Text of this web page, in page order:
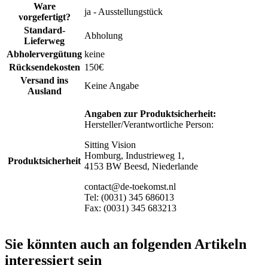
Ware
vorgefertigt?
ja - Ausstellungstück
Standard-
Lieferweg
Abholung
Abholervergütung keine
Rücksendekosten 150€
Versand ins
Ausland
Keine Angabe
Produktsicherheit
Angaben zur Produktsicherheit:
Hersteller/Verantwortliche Person:
Sitting Vision
Homburg, Industrieweg 1,
4153 BW Beesd, Niederlande
contact@de-toekomst.nl
Tel: (0031) 345 686013
Fax: (0031) 345 683213
Sie könnten auch an folgenden Artikeln
interessiert sein